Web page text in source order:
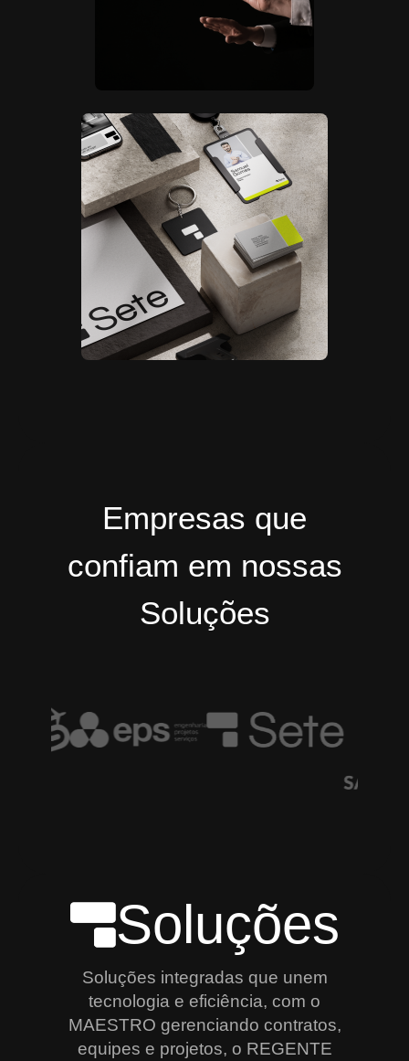
Empresas que
confiam em nossas
Soluções
Soluções
Soluções integradas que unem
tecnologia e eficiência, com o
MAESTRO gerenciando contratos,
equipes e projetos, o REGENTE